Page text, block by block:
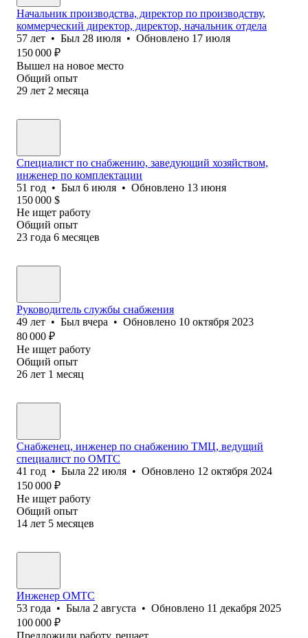
Начальник производства, директор по производству,
коммерческий директор, директор, начальник отдела
57 лет • Был 28 июля • Обновлено 17 июля
150 000 ₽
Вышел на новое место
Общий опыт
29 лет 2 месяца
Специалист по снабжению, заведующий хозяйством,
инженер по комплектации
51 год • Был 6 июля • Обновлено 13 июня
150 000 $
Не ищет работу
Общий опыт
23 года 6 месяцев
Руководитель службы снабжения
49 лет • Был вчера • Обновлено 10 октября 2023
80 000 ₽
Не ищет работу
Общий опыт
26 лет 1 месяц
Снабженец, инженер по снабжению ТМЦ, ведущий
специалист по ОМТС
41 год • Была 22 июля • Обновлено 12 октября 2024
150 000 ₽
Не ищет работу
Общий опыт
14 лет 5 месяцев
Инженер ОМТС
53 года • Была 2 августа • Обновлено 11 декабря 2025
100 000 ₽
Предложили работу, решает